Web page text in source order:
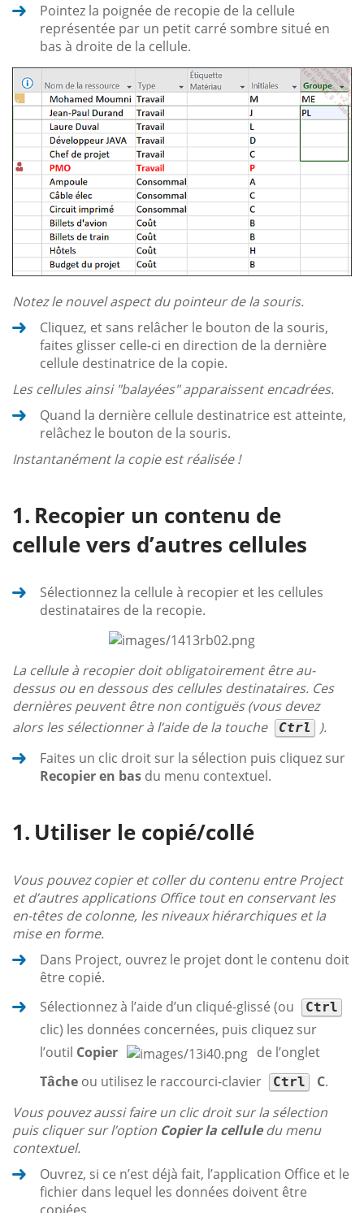
Pointez la poignée de recopie de la cellule
représentée par un petit carré sombre situé en
bas à droite de la cellule.
Notez le nouvel aspect du pointeur de la souris.
Cliquez, et sans relâcher le bouton de la souris,
faites glisser celle-ci en direction de la dernière
cellule destinatrice de la copie.
Les cellules ainsi "balayées" apparaissent encadrées.
Quand la dernière cellule destinatrice est atteinte,
relâchez le bouton de la souris.
Instantanément la copie est réalisée !
Recopier un contenu de
cellule vers d’autres cellules
Sélectionnez la cellule à recopier et les cellules
destinataires de la recopie.
La cellule à recopier doit obligatoirement être au-
dessus ou en dessous des cellules destinataires. Ces
dernières peuvent être non contiguës (vous devez
alors les sélectionner à l’aide de la touche
Ctrl
).
Faites un clic droit sur la sélection puis cliquez sur
Recopier en bas du menu contextuel.
Utiliser le copié/collé
Vous pouvez copier et coller du contenu entre Project
et d’autres applications Office tout en conservant les
en-têtes de colonne, les niveaux hiérarchiques et la
mise en forme.
Dans Project, ouvrez le projet dont le contenu doit
être copié.
Sélectionnez à l’aide d’un cliqué-glissé (ou
Ctrl
clic) les données concernées, puis cliquez sur
l’outil Copier
de l’onglet
Tâche ou utilisez le raccourci-clavier Ctrl C.
Vous pouvez aussi faire un clic droit sur la sélection
puis cliquer sur l’option Copier la celluledu menu
contextuel.
Ouvrez, si ce n’est déjà fait, l’application Office et le
fichier dans lequel les données doivent être